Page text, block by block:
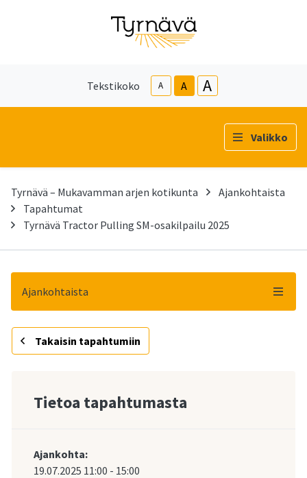
Tekstikoko A A A
Valikko
Tyrnävä – Mukavamman arjen kotikunta
Ajankohtaista
Tapahtumat
Tyrnävä Tractor Pulling SM-osakilpailu 2025
Ajankohtaista
Takaisin tapahtumiin
Tietoa tapahtumasta
Ajankohta:
19.07.2025 11:00 - 15:00